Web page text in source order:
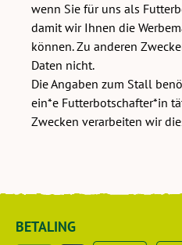
wenn Sie für uns als
damit wir Ihnen die
können. Zu anderen
Daten nicht.
Die Angaben zum Stall
ein*e Futterbotschafter*in
Zwecken verarbeiten wir
BETALING